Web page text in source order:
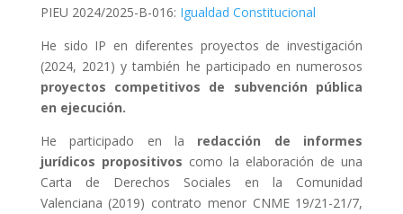
PIEU 2024/2025-B-016: Igualdad Constitucional
He sido IP en diferentes proyectos de investigación
(2024, 2021) y también he participado en numerosos
proyectos competitivos de subvención pública
en ejecución.
He participado en la redacción de informes
jurídicos propositivos como la elaboración de una
Carta de Derechos Sociales en la Comunidad
Valenciana (2019) contrato menor CNME 19/21-21/7,